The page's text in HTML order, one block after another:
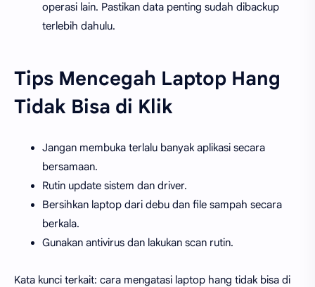
operasi lain. Pastikan data penting sudah dibackup
terlebih dahulu.
Tips Mencegah Laptop Hang
Tidak Bisa di Klik
Jangan membuka terlalu banyak aplikasi secara
bersamaan.
Rutin update sistem dan driver.
Bersihkan laptop dari debu dan file sampah secara
berkala.
Gunakan antivirus dan lakukan scan rutin.
Kata kunci terkait: cara mengatasi laptop hang tidak bisa di